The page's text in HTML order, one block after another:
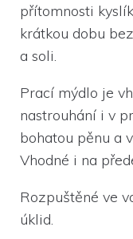
přítomnosti
krátkou dobu
a soli.
Prací mýdlo je
nastrouhání i v
bohatou pěnu a
Vhodné i na
Rozpuštěné ve
úklid.